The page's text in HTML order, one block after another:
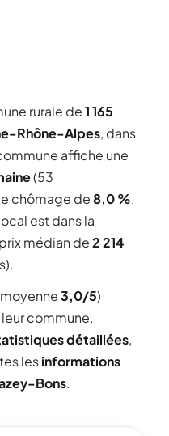
rurale de1 165
Rhône-Alpes, dans
affiche une
(53
chômage de8,0 %.
est dans la
médian de2 214
3,0/5)
commune.
détaillées,
lesinformations
Bons.